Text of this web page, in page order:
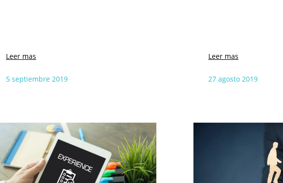
5 septiembre 2019
Leer mas
27 agosto 2019
Leer mas